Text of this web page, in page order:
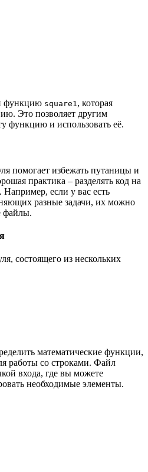
функцию square1, которая
Это позволяет другим
функцию и использовать её.
помогает избежать путаницы и
практика – разделять код на
Например, если у вас есть
разные задачи, их можно
файлы.
состоящего из нескольких
математические функции,
работы со строками. Файл
входа, где вы можете
необходимые элементы.